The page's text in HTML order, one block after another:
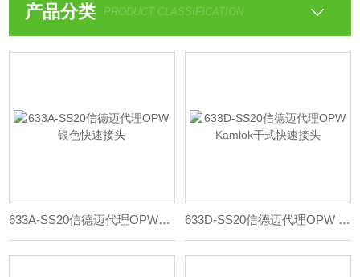
产品分类 PRODUCT CLASSIFICATION
633A-SS20信德迈代理OPW银色快速接头 633D-SS20信德迈代理OPW Kamlok干式快速接头